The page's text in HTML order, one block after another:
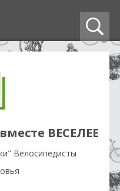
ВЕСЕЛЕЕ
Велосипедисты